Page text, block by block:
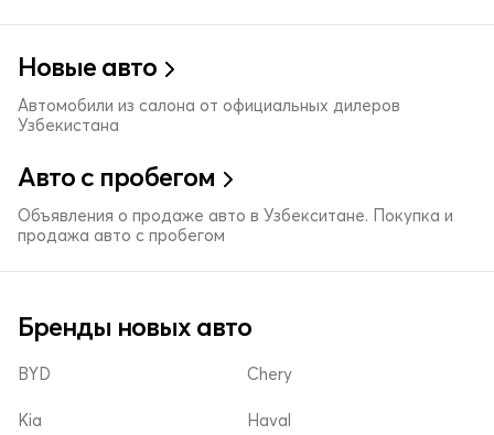
Новые авто
Автомобили из салона от официальных дилеров
Узбекистана
Авто с пробегом
Объявления о продаже авто в Узбекситане. Покупка и
продажа авто с пробегом
Бренды новых авто
BYD
Kia
Chery
Haval